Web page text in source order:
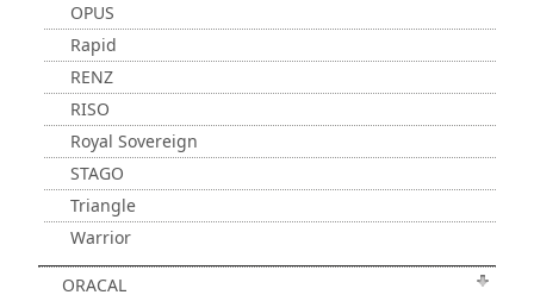
OPUS
Rapid
RENZ
RISO
Royal Sovereign
STAGO
Triangle
Warrior
ORACAL